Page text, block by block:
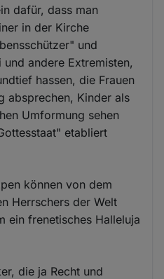
dafür, dass man
in der Kirche
und
andere Extremisten,
hassen, die Frauen
absprechen, Kinder als
Umformung sehen
etabliert
können von dem
Herrschers der Welt
ein frenetisches Halleluja
die ja Recht und